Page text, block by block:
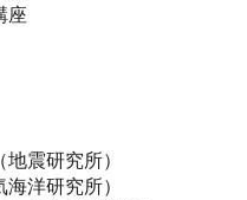
座
震研究所）
洋研究所）